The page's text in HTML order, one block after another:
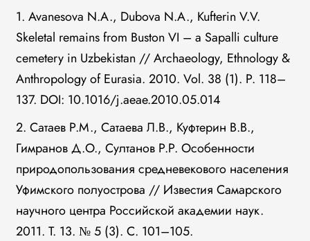
1. Avanesova N.A., Dubova N.A., Kufterin V.V.
Skeletal remains from Buston VI – a Sapalli culture
cemetery in Uzbekistan // Archaeology, Ethnology &
Anthropology of Eurasia. 2010. Vol. 38 (1). P. 118–
137. DOI: 10.1016/j.aeae.2010.05.014
2. Сатаев Р.М., Сатаева Л.В., Куфтерин В.В.,
Гимранов Д.О., Султанов Р.Р. Особенности
природопользования средневекового населения
Уфимского полуострова // Известия Самарского
научного центра Российской академии наук.
2011. Т. 13. № 5 (3). С. 101–105.